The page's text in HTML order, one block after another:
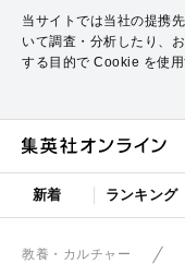
当サイトでは当社の提携
いて調査・分析したり、
する目的で Cookie を使用
新着 ランキング
教養・カルチャー